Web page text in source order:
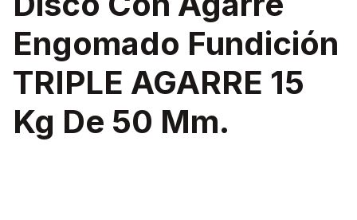
Engomado Fundición
TRIPLE AGARRE 15
Kg De 50 Mm.